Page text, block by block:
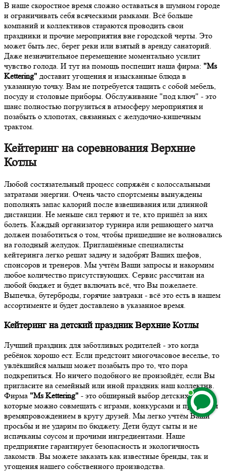
В наше скоростное время сложно оставаться в шумном городе
и ограничивать себя всяческими рамками. Всё больше
компаний и коллективов стараются проводить свои
праздники и прочие мероприятия вне городской черты. Это
может быть лес, берег реки или взятый в аренду санаторий.
Даже незначительное перемещение моментально усилит
чувство голода. И тут на помощь поспешит наша фирма: "Ms
Kettering" доставит угощения и изысканные блюда в
указанную точку. Вам не потребуется тащить с собой мебель,
посуду и столовые приборы. Обслуживание "под ключ" - это
шанс полностью погрузиться в атмосферу мероприятия и
позабыть о хлопотах, связанных с желудочно-кишечным
трактом.
Кейтеринг на соревнования Верхние
Котлы
Любой состязательный процесс сопряжён с колоссальными
затратами энергии. Очень часто спортсмены вынуждены
пополнять запас калорий после взвешивания или длинной
дистанции. Не меньше сил теряют и те, кто пришёл за них
болеть. Каждый организатор турнира или решающего матча
должен позаботиться о том, чтобы пришедшие не волновались
на голодный желудок. Приглашённые специалисты
кейтеринга легко решат задачу и задобрят Ваших шефов,
спонсоров и тренеров. Мы учтём Ваши запросы и накормим
любое количество присутствующих. Сервис рассчитан на
любой бюджет и будет включать всё, что Вы пожелаете.
Выпечка, бутерброды, горячие завтраки - всё это есть в нашем
ассортименте и будет доставлено в указанное время.
Кейтеринг на детский праздник Верхние Котлы
Лучший праздник для заботливых родителей - это когда
ребёнок хорошо ест. Если предстоит многочасовое веселье, то
увлёкшийся малыш может позабыть про то, что пора
подкрепиться. Но ничего подобного не произойдёт, если Вы
пригласите на семейный или иной праздник наш коллектив.
Фирма "Ms Kettering" - это обширный выбор детских блюд,
которые можно совмещать с играми, конкурсами и приятным
времяпровождением в кругу друзей. Мы легко учтём Ваши
просьбы и не ударим по бюджету. Дети будут сыты и не
испачканы соусом и прочими ингредиентами. Наше
предприятие гарантирует безопасность и экологичность
лакомств. Вы можете заказать как известные бренды, так и
угощения нашего собственного производства.